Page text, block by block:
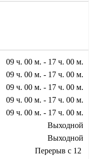
09 ч. 00 м. - 17 ч. 00 м.
09 ч. 00 м. - 17 ч. 00 м.
09 ч. 00 м. - 17 ч. 00 м.
09 ч. 00 м. - 17 ч. 00 м.
09 ч. 00 м. - 17 ч. 00 м.
Выходной
Выходной
Перерыв с 12